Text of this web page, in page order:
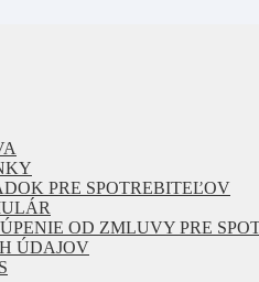
PRE SPOTREBITEĽOV
OD ZMLUVY PRE
ÚDAJOV